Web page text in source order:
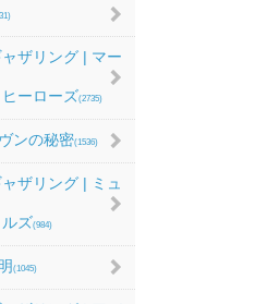
ザリング | マー
ーローズ(2735)
ンの秘密(1536)
ザリング | ミュ
ズ(984)
(1045)